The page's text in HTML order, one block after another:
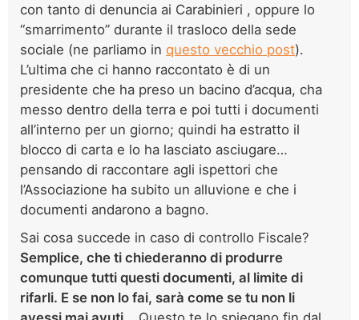
con tanto di denuncia ai Carabinieri , oppure lo
“smarrimento” durante il trasloco della sede
sociale (ne parliamo in questo vecchio post).
L’ultima che ci hanno raccontato è di un
presidente che ha preso un bacino d’acqua, cha
messo dentro della terra e poi tutti i documenti
all’interno per un giorno; quindi ha estratto il
blocco di carta e lo ha lasciato asciugare…
pensando di raccontare agli ispettori che
l’Associazione ha subito un alluvione e che i
documenti andarono a bagno.
Sai cosa succede in caso di controllo Fiscale?
Semplice, che ti chiederanno di produrre
comunque tutti questi documenti, al limite di
rifarli. E se non lo fai, sarà come se tu non li